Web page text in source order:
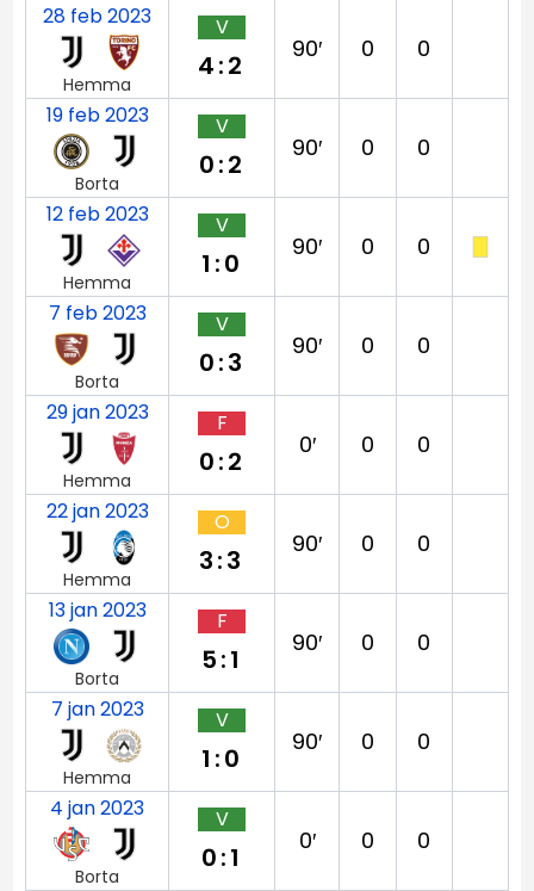
28 feb 2023
Hemma
V
4:2
90′ 0 0
19 feb 2023
Borta
V
0:2
90′ 0 0
12 feb 2023
Hemma
V
1:0
90′ 0 0
7 feb 2023
Borta
V
0:3
90′ 0 0
29 jan 2023
Hemma
F
0:2
0′ 0 0
22 jan 2023
Hemma
O
3:3
90′ 0 0
13 jan 2023
Borta
F
5:1
90′ 0 0
7 jan 2023
Hemma
V
1:0
90′ 0 0
4 jan 2023
Borta
V
0:1
0′ 0 0